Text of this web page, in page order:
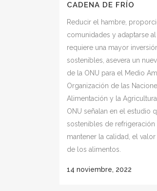
CADENA DE FRÍO
Reducir el hambre,
comunidades y adaptarse
requiere una mayor
sostenibles, asevera un
de la ONU para el Medio
Organización de las
Alimentación y la
ONU señalan en el estudio
sostenibles de
mantener la calidad, el
de los alimentos.
14 noviembre, 2022